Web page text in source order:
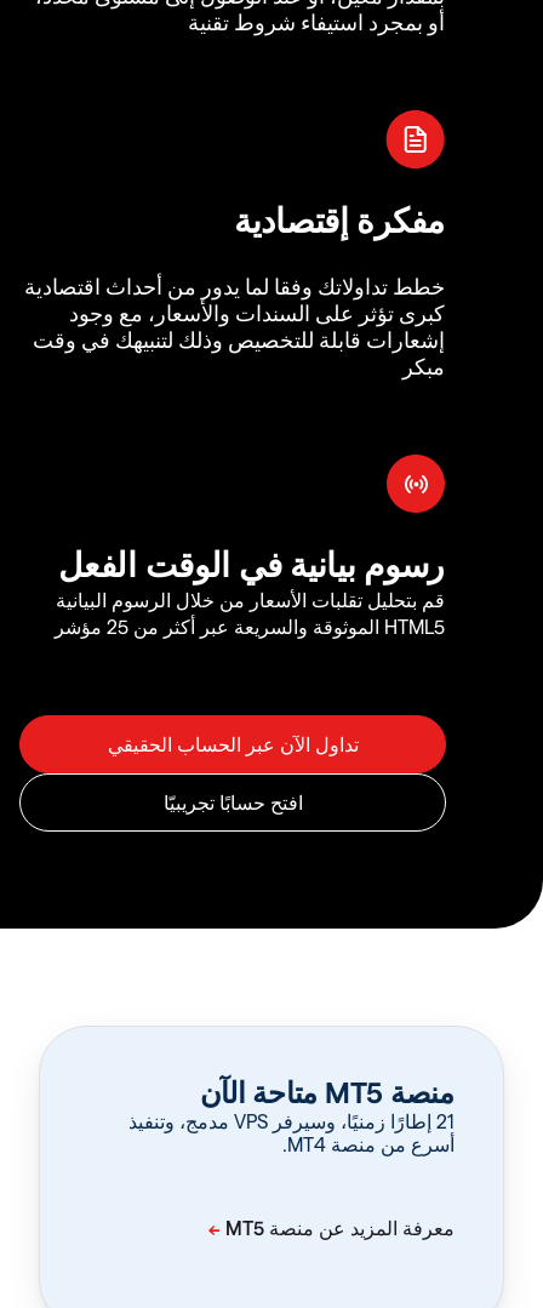
أو بمجرد استيفاء شروط تقنية
مفكرة إقتصادية
خطط تداولاتك وفقا لما يدور من أحداث اقتصادية
كبرى تؤثر على السندات والأسعار، مع وجود
إشعارات قابلة للتخصيص وذلك لتنبيهك في وقت
مبكر
رسوم بيانية في الوقت الفعل
قم بتحليل تقلبات الأسعار من خلال الرسوم البيانية
HTML5 الموثوقة والسريعة عبر أكثر من 25 مؤشر
منصة MT5 متاحة الآن
‏21 إطارًا زمنيًا، وسيرفر VPS مدمج، وتنفيذ
أسرع من منصة MT4.